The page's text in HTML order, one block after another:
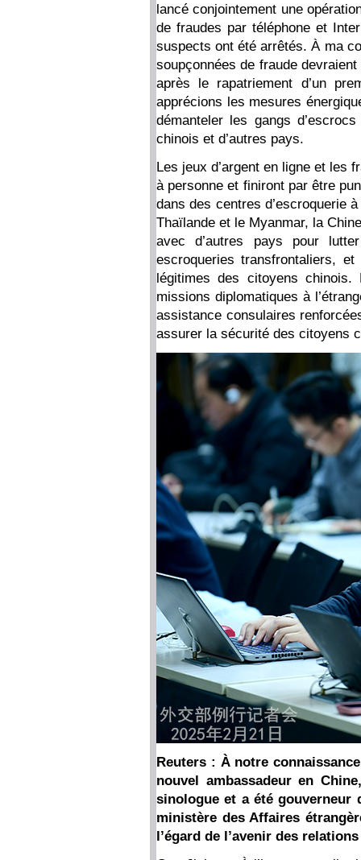
lancé conjointement une
de fraudes par téléphone et
suspects ont été arrêtés. À ma
soupçonnées de fraude
après le rapatriement d’un
apprécions les mesures
démanteler les gangs
chinois et d’autres pays.
Les jeux d’argent en ligne et les
à personne et finiront par être
dans des centres d’escroquerie
Thaïlande et le Myanmar, la
avec d’autres pays pour
escroqueries transfrontaliers,
légitimes des citoyens
missions diplomatiques à
assistance consulaires
assurer la sécurité des citoyens
Reuters : À notre
nouvel ambassadeur en
sinologue et a été gouverneur
ministère des Affaires
l’égard de l’avenir des